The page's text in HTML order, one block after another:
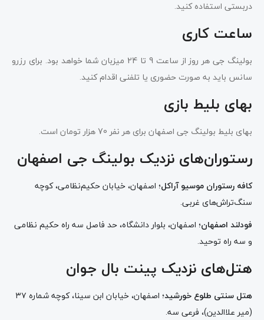
دربستی استفاده کنید.
ساعت کاری
بولینگ جی هر روز از ساعت 9 تا 24 میزبان شما خواهد بود. برای رزرو
سانس باید به صورت حضوری یا تلفنی اقدام کنید.
بهای بلیط بازی
بهای بلیط بولینگ جی اصفهان برای هر نفر 70 هزار تومان است.
رستوران‌های نزدیک بولینگ جی اصفهان
کافه رستوران موسیو آراکل؛ اصفهان، خیابان حکیم‌نظامی، کوچه
سنگ‌تراش‌های غربی.
فودلند اصفهان؛ اصفهان، بلوار دانشگاه، حد فاصل سه راه حکیم نظامی
و سه راه توحید.
هتل‌های نزدیک پینت بال جوان
هتل سنتی طلوع خورشید
؛ اصفهان، خیابان ابن سینا، کوچه شماره ۳۷
(میر علاالدین)، فرعی سه.